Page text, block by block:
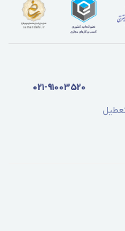
021-91003520